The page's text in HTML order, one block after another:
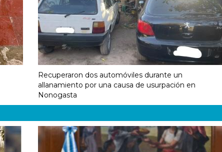
Recuperaron dos automóviles durante un
allanamiento por una causa de usurpación en
Nonogasta